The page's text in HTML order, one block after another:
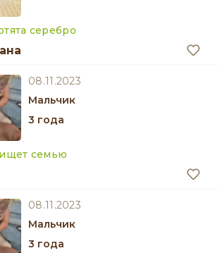
серебро
08.11.2023
мальчик
3 года
семью
08.11.2023
мальчик
3 года